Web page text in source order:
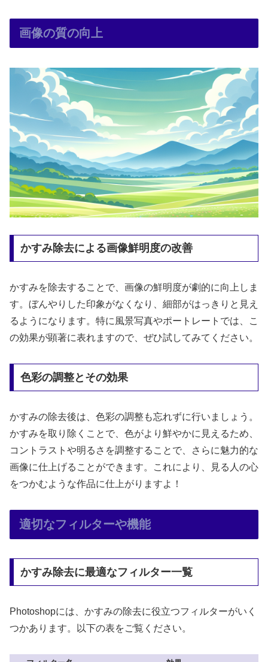
画像の質の向上
かすみ除去による画像鮮明度の改善
かすみを除去することで、画像の鮮明度が劇的に向上しま
す。ぼんやりした印象がなくなり、細部がはっきりと見え
るようになります。特に風景写真やポートレートでは、こ
の効果が顕著に表れますので、ぜひ試してみてください。
色彩の調整とその効果
かすみの除去後は、色彩の調整も忘れずに行いましょう。
かすみを取り除くことで、色がより鮮やかに見えるため、
コントラストや明るさを調整することで、さらに魅力的な
画像に仕上げることができます。これにより、見る人の心
をつかむような作品に仕上がりますよ！
適切なフィルターや機能
かすみ除去に最適なフィルター一覧
Photoshopには、かすみの除去に役立つフィルターがいく
つかあります。以下の表をご覧ください。